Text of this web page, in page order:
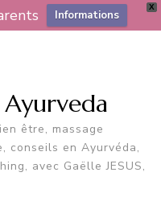
X
Informations
être, massage
conseils en Ayurvéda,
avec Gaëlle JESUS,